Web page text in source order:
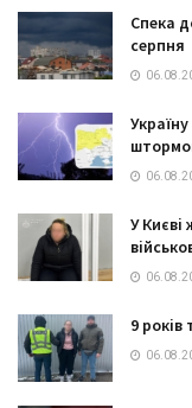
Спека
серпня
У Києві
9 років